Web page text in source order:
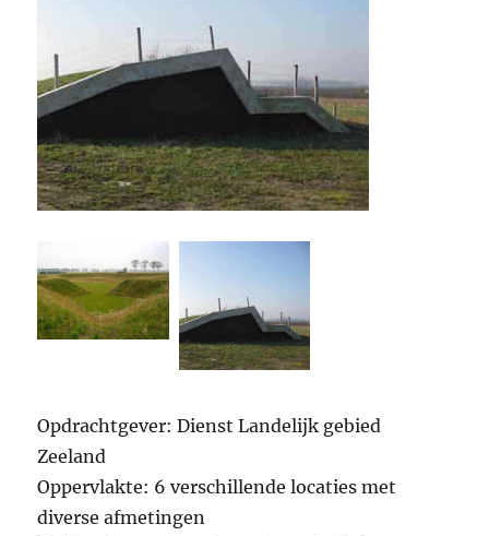
Opdrachtgever: Dienst Landelijk gebied
Zeeland
Oppervlakte: 6 verschillende locaties met
diverse afmetingen